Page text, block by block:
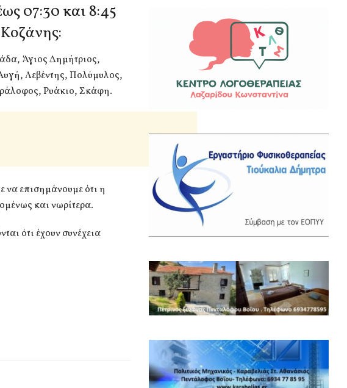
07:30 και 8:45
Κοζάνης:
Άγιος Δημήτριος,
Λεβέντης, Πολύμυλος,
Ρυάκιο, Σκάφη.
επισημάνουμε ότι η
και νωρίτερα.
ότι έχουν συνέχεια